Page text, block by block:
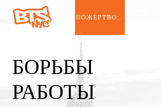
ПОЖЕРТВОВАТЬ
БОРЬБЫ
РАБОТЫ